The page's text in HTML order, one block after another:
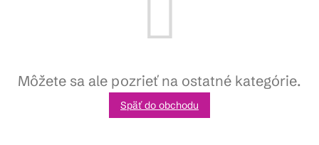
Môžete sa ale pozrieť na ostatné kategórie.
Späť do obchodu